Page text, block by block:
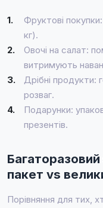
1.
Фруктові
кг).
2.
Овочі на салат:
витримують
3.
Дрібні продукти:
розваг.
4.
Подарунки:
презентів.
пакет vs
Порівняння для тих,